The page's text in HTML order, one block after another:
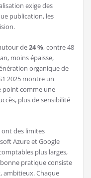
exige des
publication, les
de24 %, contre 48
moins épaisse,
organique de
2025 montre un
point comme une
plus de sensibilité
ont des limites
Azure et Google
plus larges,
pratique consiste
ambitieux. Chaque